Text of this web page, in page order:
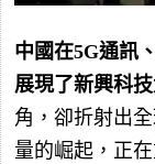
中國在5G通訊
展現了新興科
角，卻折射出
量的崛起，正